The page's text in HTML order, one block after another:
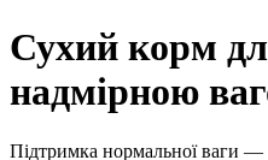
Сухий корм
надмірною
Підтримка нормальної ваги —